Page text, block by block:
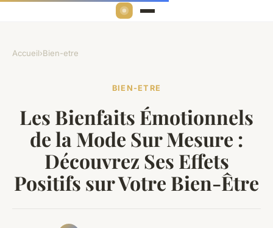
Accueil›Bien-etre
BIEN-ETRE
Les Bienfaits Émotionnels
de la Mode Sur Mesure :
Découvrez Ses Effets
Positifs sur Votre Bien-Être